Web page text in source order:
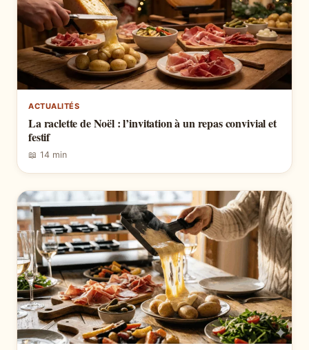
ACTUALITÉS
La raclette de Noël : l’invitation à un repas convivial et
festif
📖 14 min